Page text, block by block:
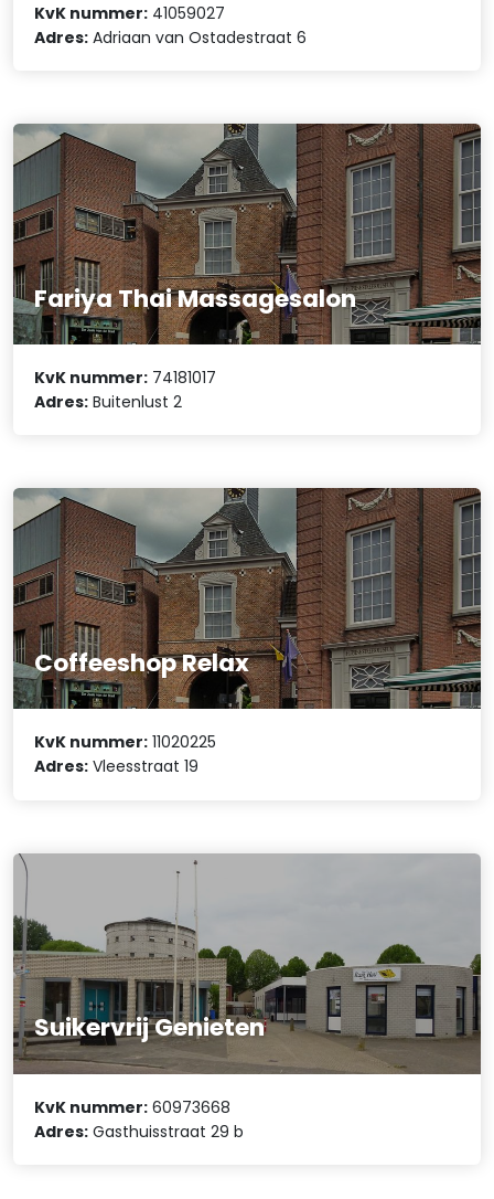
KvK nummer: 41059027
Adres: Adriaan van Ostadestraat 6
Fariya Thai Massagesalon
KvK nummer: 74181017
Adres: Buitenlust 2
Coffeeshop Relax
KvK nummer: 11020225
Adres: Vleesstraat 19
Suikervrij Genieten
KvK nummer: 60973668
Adres: Gasthuisstraat 29 b